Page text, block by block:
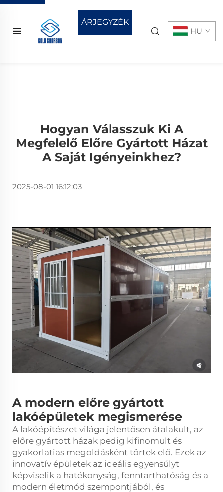
ÁRJEGYZÉK
HU
Hogyan Válasszuk Ki A
Megfelelő Előre Gyártott Házat
A Saját Igényeinkhez?
2025-08-01 16:12:03
A modern előre gyártott
lakóépületek megismerése
A lakóépítészet világa jelentősen átalakult, az
előre gyártott házak pedig kifinomult és
gyakorlatias megoldásként törtek elő. Ezek az
innovatív épületek az ideális egyensúlyt
képviselik a hatékonyság, fenntarthatóság és a
modern életmód szempontjából, és